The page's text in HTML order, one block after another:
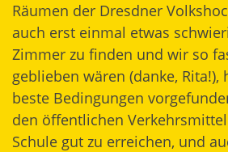
Räumen der Dresdner
auch erst einmal etwas
Zimmer zu finden und wir so
geblieben wären (danke, Rita!),
beste Bedingungen
den öffentlichen
Schule gut zu erreichen, und